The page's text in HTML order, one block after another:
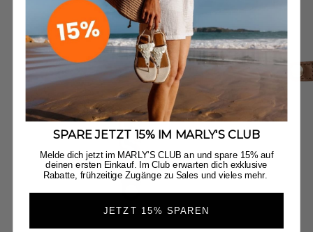
SPARE JETZT 15% IM MARLY'S CLUB
Melde dich jetzt im MARLY'S CLUB an und spare 15% auf
deinen ersten Einkauf. Im Club erwarten dich exklusive
Rabatte, frühzeitige Zugänge zu Sales und vieles mehr.
JETZT 15% SPAREN